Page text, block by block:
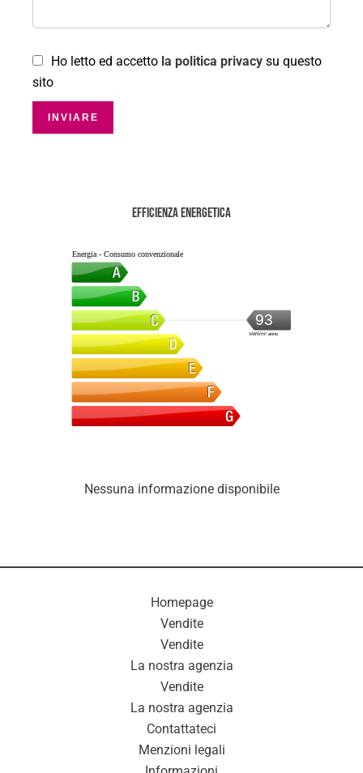
Ho letto ed accetto la politica privacy su questo
sito
INVIARE
Efficienza energetica
Energia - Consumo convenzionale
93
kWh/m².anno
Nessuna informazione disponibile
Homepage
Vendite
Vendite
La nostra agenzia
Vendite
La nostra agenzia
Contattateci
Menzioni legali